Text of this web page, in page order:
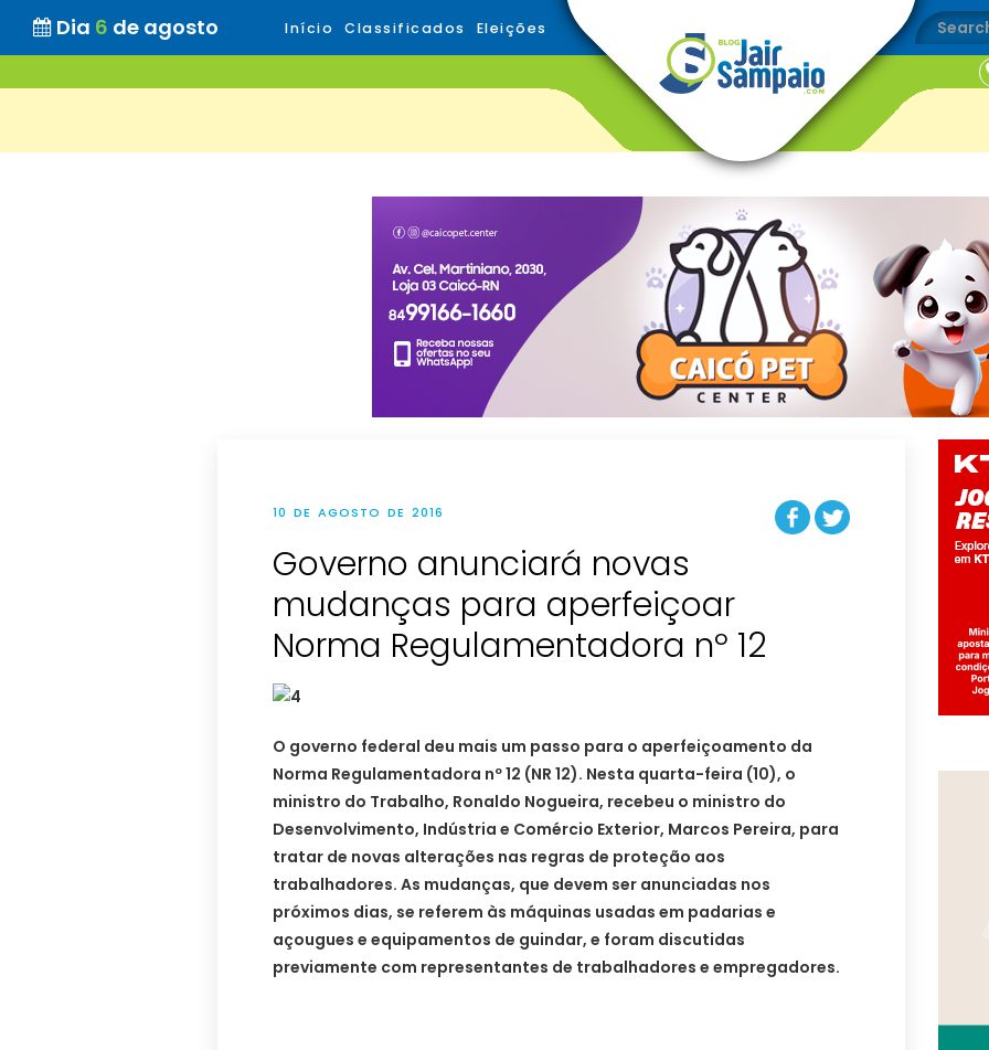
Dia 6 de agosto Início Classificados Eleições
10 DE AGOSTO DE 2016
Governo anunciará novas
mudanças para aperfeiçoar
Norma Regulamentadora nº 12
O governo federal deu mais um passo para o aperfeiçoamento da
Norma Regulamentadora nº 12 (NR 12). Nesta quarta-feira (10), o
ministro do Trabalho, Ronaldo Nogueira, recebeu o ministro do
Desenvolvimento, Indústria e Comércio Exterior, Marcos Pereira, para
tratar de novas alterações nas regras de proteção aos
trabalhadores. As mudanças, que devem ser anunciadas nos
próximos dias, se referem às máquinas usadas em padarias e
açougues e equipamentos de guindar, e foram discutidas
previamente com representantes de trabalhadores e empregadores.